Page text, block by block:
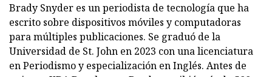
Brady Snyder es un periodista de tecnología que ha
escrito sobre dispositivos móviles y computadoras
para múltiples publicaciones. Se graduó de la
Universidad de St. John en 2023 con una licenciatura
en Periodismo y especialización en Inglés. Antes de